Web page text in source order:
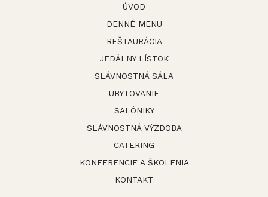
ÚVOD
DENNÉ MENU
REŠTAURÁCIA
JEDÁLNY LÍSTOK
SLÁVNOSTNÁ SÁLA
UBYTOVANIE
SALÓNIKY
SLÁVNOSTNÁ VÝZDOBA
CATERING
KONFERENCIE A ŠKOLENIA
KONTAKT